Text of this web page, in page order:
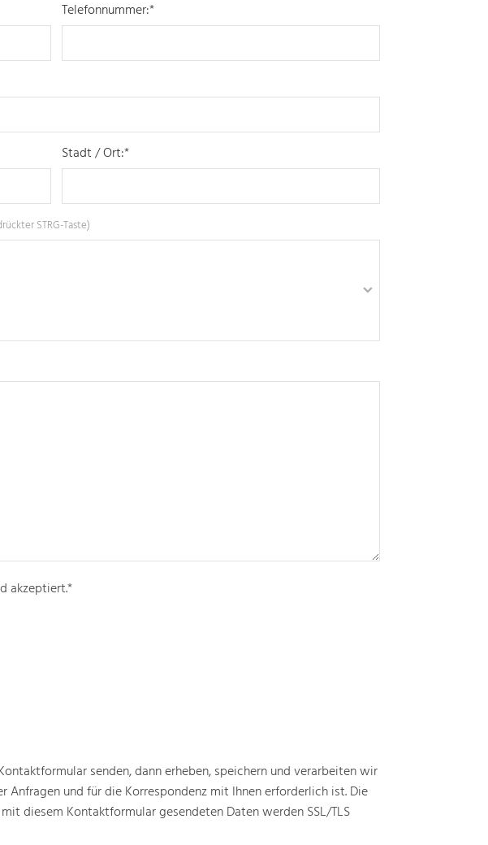
Telefonnummer:*
Stadt / Ort:*
STRG-Taste)
akzeptiert.*
senden, dann erheben, speichern und verarbeiten wir
und für die Korrespondenz mit Ihnen erforderlich ist. Die
diesem Kontaktformular gesendeten Daten werden SSL/TLS